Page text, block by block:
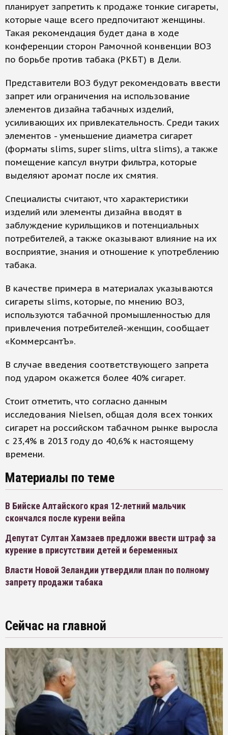
планирует запретить к продаже тонкие сигареты,
которые чаще всего предпочитают женщины.
Такая рекомендация будет дана в ходе
конференции сторон Рамочной конвенции ВОЗ
по борьбе против табака (РКБТ) в Дели.
Представители ВОЗ будут рекомендовать ввести
запрет или ограничения на использование
элементов дизайна табачных изделий,
усиливающих их привлекательность. Среди таких
элементов - уменьшение диаметра сигарет
(форматы slims, super slims, ultra slims), а также
помещение капсул внутри фильтра, которые
выделяют аромат после их смятия.
Специалисты считают, что характеристики
изделий или элементы дизайна вводят в
заблуждение курильщиков и потенциальных
потребителей, а также оказывают влияние на их
восприятие, знания и отношение к употреблению
табака.
В качестве примера в материалах указываются
сигареты slims, которые, по мнению ВОЗ,
используются табачной промышленностью для
привлечения потребителей-женщин, сообщает
«КоммерсантЪ».
В случае введения соответствующего запрета
под ударом окажется более 40% сигарет.
Стоит отметить, что согласно данным
исследования Nielsen, общая доля всех тонких
сигарет на российском табачном рынке выросла
с 23,4% в 2013 году до 40,6% к настоящему
времени.
Материалы по теме
В Бийске Алтайского края 12-летний мальчик
скончался после курени вейпа
Депутат Султан Хамзаев предложи ввести штраф за
курение в присутствии детей и беременных
Власти Новой Зеландии утвердили план по полному
запрету продажи табака
Сейчас на главной